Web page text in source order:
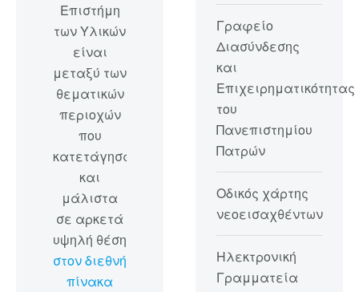
Επιστήμη
των Υλικών
είναι
μεταξύ των
θεματικών
περιοχών
που
κατετάγησαν
και
μάλιστα
σε αρκετά
υψηλή θέση
στον διεθνή
πίνακα
Γραφείο
Διασύνδεσης
και
Επιχειρηματικότητας
του
Πανεπιστημίου
Πατρών
Οδικός χάρτης
νεοεισαχθέντων
Ηλεκτρονική
Γραμματεία